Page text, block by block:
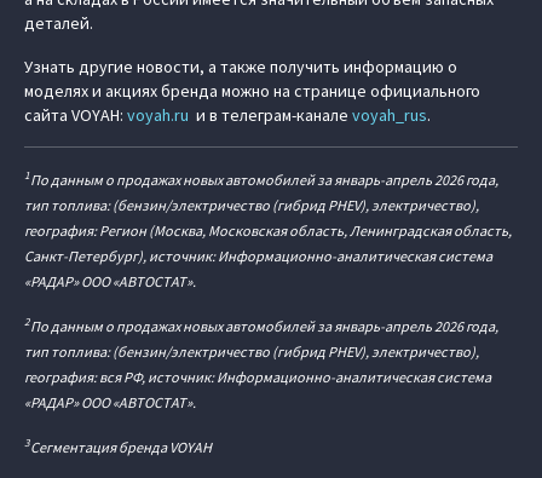
деталей.
Узнать другие новости, а также получить информацию о
моделях и акциях бренда можно на странице официального
сайта VOYAH: voyah.ru и в телеграм-канале voyah_rus.
1По данным о продажах новых автомобилей за январь-апрель 2026 года,
тип топлива: (бензин/электричество (гибрид PHEV), электричество),
география: Регион (Москва, Московская область, Ленинградская область,
Санкт-Петербург), источник: Информационно-аналитическая система
«РАДАР» ООО «АВТОСТАТ».
2По данным о продажах новых автомобилей за январь-апрель 2026 года,
тип топлива: (бензин/электричество (гибрид PHEV), электричество),
география: вся РФ, источник: Информационно-аналитическая система
«РАДАР» ООО «АВТОСТАТ».
3Сегментация бренда VOYAH